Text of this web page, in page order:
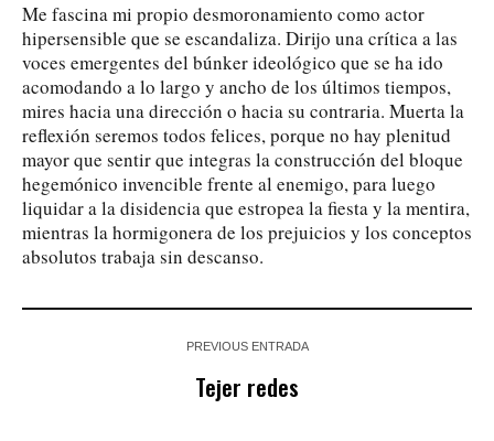
Me fascina mi propio desmoronamiento como actor
hipersensible que se escandaliza. Dirijo una crítica a las
voces emergentes del búnker ideológico que se ha ido
acomodando a lo largo y ancho de los últimos tiempos,
mires hacia una dirección o hacia su contraria. Muerta la
reflexión seremos todos felices, porque no hay plenitud
mayor que sentir que integras la construcción del bloque
hegemónico invencible frente al enemigo, para luego
liquidar a la disidencia que estropea la fiesta y la mentira,
mientras la hormigonera de los prejuicios y los conceptos
absolutos trabaja sin descanso.
PREVIOUS ENTRADA
Tejer redes